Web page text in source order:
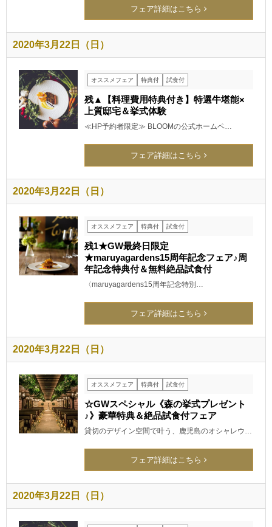
フェア詳細はこちら
2020年3月22日（日）
オススメフェア 特典付 試食付
残▲【料理費用特典付き】特選牛堪能×
上質邸宅＆挙式体験
≪HP予約者限定≫ BLOOMの公式ホームペ…
フェア詳細はこちら
2020年3月22日（日）
オススメフェア 特典付 試食付
残1★GW最終日限定
★maruyagardens15周年記念フェア♪周
年記念特典付＆無料絶品試食付
〈maruyagardens15周年記念特別…
フェア詳細はこちら
2020年3月22日（日）
オススメフェア 特典付 試食付
☆GWスペシャル《森の挙式プレゼント
♪》豪華特典＆絶品試食付フェア
貸切のデザイン空間で叶う、鹿児島のオシャレウ…
フェア詳細はこちら
2020年3月22日（日）